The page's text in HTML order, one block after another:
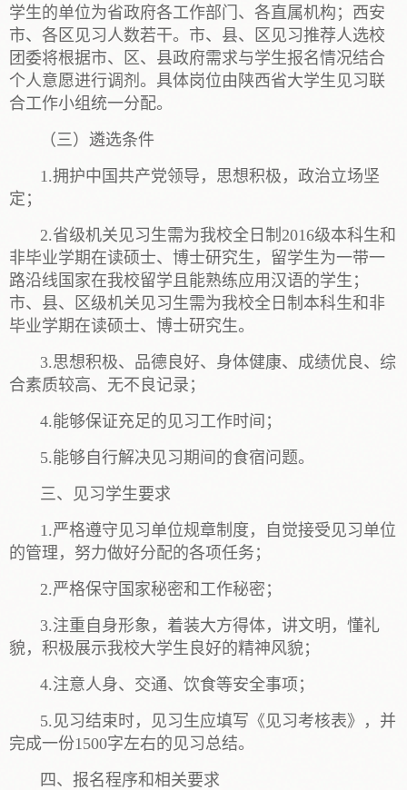
学生的单位为省政府各工作部门、各直属机构；西安
市、各区见习人数若干。市、县、区见习推荐人选校
团委将根据市、区、县政府需求与学生报名情况结合
个人意愿进行调剂。具体岗位由陕西省大学生见习联
合工作小组统一分配。
（三）遴选条件
1.拥护中国共产党领导，思想积极，政治立场坚
定；
2.省级机关见习生需为我校全日制2016级本科生和
非毕业学期在读硕士、博士研究生，留学生为一带一
路沿线国家在我校留学且能熟练应用汉语的学生；
市、县、区级机关见习生需为我校全日制本科生和非
毕业学期在读硕士、博士研究生。
3.思想积极、品德良好、身体健康、成绩优良、综
合素质较高、无不良记录；
4.能够保证充足的见习工作时间；
5.能够自行解决见习期间的食宿问题。
三、见习学生要求
1.严格遵守见习单位规章制度，自觉接受见习单位
的管理，努力做好分配的各项任务；
2.严格保守国家秘密和工作秘密；
3.注重自身形象，着装大方得体，讲文明，懂礼
貌，积极展示我校大学生良好的精神风貌；
4.注意人身、交通、饮食等安全事项；
5.见习结束时，见习生应填写《见习考核表》，并
完成一份1500字左右的见习总结。
四、报名程序和相关要求